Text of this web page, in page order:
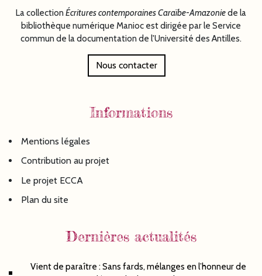
La collection Écriturescontemporaines Caraïbe-Amazoniede la
bibliothèque numérique Manioc est dirigée par le Service
commun de la documentation de l'Université des Antilles.
Nous contacter
Informations
Mentions légales
Contribution au projet
Le projet ECCA
Plan du site
Dernières actualités
Vient de paraître : Sans fards, mélanges en l’honneur de